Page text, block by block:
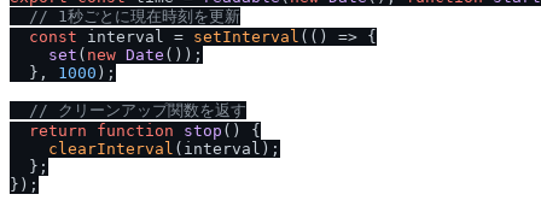
// 1秒ごとに現在時刻を更新
const interval = setInterval ( () => {
set ( new Date ());
  },
1000 );
// クリーンアップ関数を返す
return
function stop ( ) {
clearInterval (interval);
  };